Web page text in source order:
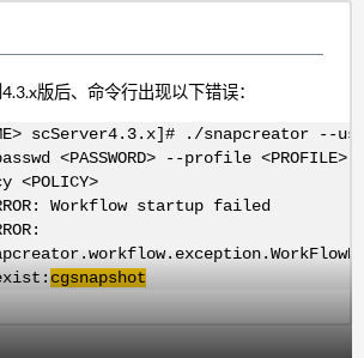
版后、命令行出现以下错误：
scServer4.3.x]# ./snapcreator --
passwd <PASSWORD> --profile
Workflow startup failed
cgsnapshot